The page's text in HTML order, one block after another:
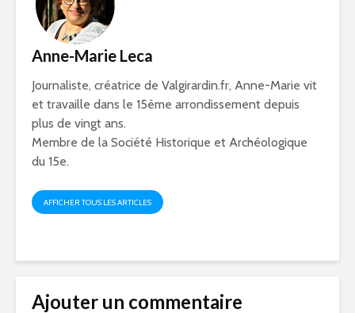
Anne-Marie Leca
Journaliste, créatrice de Valgirardin.fr, Anne-Marie vit
et travaille dans le 15ème arrondissement depuis
plus de vingt ans.
Membre de la Société Historique et Archéologique
du 15e.
AFFICHER TOUS LES ARTICLES
Ajouter un commentaire